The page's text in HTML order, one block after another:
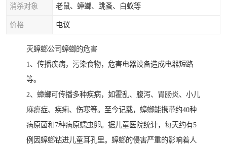
消杀对象 老鼠、蟑螂、跳蚤、白蚁等
价格 电议
灭蟑螂公司蟑螂的危害
1、传播疾病，污染食物，危害电器设备造成电器短路
等。
2、蟑螂可传播多种疾病，如霍乱、腹泻、胃肠炎、小儿
麻痹症、疾痢、伤寒等。至今记载，蟑螂能携带约40种
病原菌和7种病原蠕虫卵。据儿童医院统计，每天约有5
例因蟑螂钻进儿童耳孔里。蟑螂的侵害严重的影响着人